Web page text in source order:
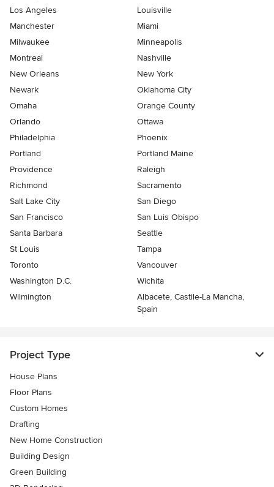
Los Angeles
Louisville
Manchester
Miami
Milwaukee
Minneapolis
Montreal
Nashville
New Orleans
New York
Newark
Oklahoma City
Omaha
Orange County
Orlando
Ottawa
Philadelphia
Phoenix
Portland
Portland Maine
Providence
Raleigh
Richmond
Sacramento
Salt Lake City
San Diego
San Francisco
San Luis Obispo
Santa Barbara
Seattle
St Louis
Tampa
Toronto
Vancouver
Washington D.C.
Wichita
Wilmington
Albacete, Castile-La Mancha,
Spain
Project Type
House Plans
Floor Plans
Custom Homes
Drafting
New Home Construction
Building Design
Green Building